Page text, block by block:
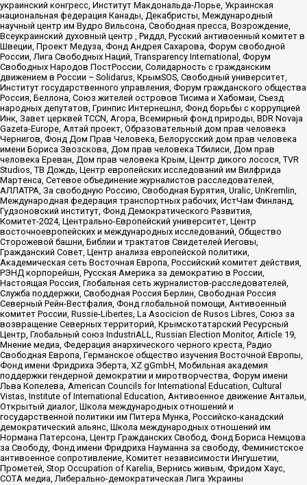
украинский конгресс, Институт Макдональда-Лорье, Украинская
национальная федерация Канады, Декабристы, Международный
научный центр им Вудро Вильсона, Свободная пресса, Возрождение,
Всеукраинский духовный центр , Риддл, Русский антивоенный комитет в
Швеции, Проект Медуза, Фонд Андрея Сахарова, Форум свободной
России, Лига Свободных Наций, Transparеncy International, Форум
Свободных Народов ПостРоссии, Солидарность с гражданским
движением в России – Solidarus, КрымSOS, Свободный университет,
Институт государственного управления, Форум гражданского общества
Россия, Беллона, Союз жителей островов Тисима и Хабомаи, Съезд
народных депутатов, Гринпис Интернешнл, Фонд борьбы с коррупцией
Инк, Завет церквей TCCN, Агора, Всемирный фонд природы, BDR Novaja
Gazeta-Europe, Алтай проект, Образовательный дом прав человека
Чернигов, Фонд Дом Прав Человека, Белорусский дом прав человека
имени Бориса Звозскова, Дом прав человека Тбилиси, Дом прав
человека Ереван, Дом прав человека Крым, Центр дикого лосося, TVR
Studios, ТВ Дождь, Центр европейских исследований им Вилфрида
Мартенса, Сетевое объединение журналистов расследователей,
АЛЛАТРА, За свободную Россию, Свободная Бурятия, Uralic, UnKremlin,
Международная федерация транспортных рабочих, ИстЧам Финланд,
Гудзоновский институт, Фонд Демократического Развития,
Комитет-2024, Центрально-Европейский университет, Центр
восточноевропейских и международных исследований, Общество
Сторожевой башни, Библии и трактатов Свидетелей Иеговы,
Гражданский Совет, Центр анализа европейской политики,
Академическая сеть Восточная Европа, Российский комитет действия,
РЭНД корпорейшн, Русская Америка за демократию в России,
Настоящая Россия, Глобальная сеть журналистов-расследователей,
Служба поддержки, Свободная Россия Берлин, Свободная Россия
Северный Рейн-Вестфалия, Фонд глобальной помощи, Антивоенный
комитет России, Russie-Libertes, La Asocicion de Rusos Libres, Союз за
возвращение Северных территорий, Крымскотатарский Ресурсный
Центр, Глобальный союз IndustriALL, Russian Election Monitor, Article 19,
Мнение медиа, Федерация анархического черного креста, Радио
Свободная Европа, Германское общество изучения Восточной Европы,
Фонд имени Фридриха Эберта, XZ gGmbH, Мобильная академия
поддержки гендерной демократии и миротворчества, Форум имени
Льва Копелева, American Councils for International Education, Cultural
Vistas, Institute of International Education, Антивоенное движение Антальи,
Открытый диалог, Школа международных отношений и
государственной политики им Питера Мунка, Российско-канадский
демократический альянс, Школа международных отношений им
Нормана Патерсона, Центр Гражданских Свобод, Фонд Бориса Немцова
за Свободу, Фонд имени Фридриха Науманна за свободу, Феминистское
антивоенное сопротивление, Комитет независимости Ингушетии,
Прометей, Stop Occupation of Karelia, Вернись живым, Фридом Хаус,
СОТА медиа, Либерально-демократическая Лига Украины